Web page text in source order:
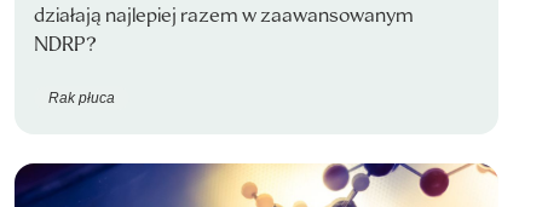
działają najlepiej razem w zaawansowanym
NDRP?
Rak płuca